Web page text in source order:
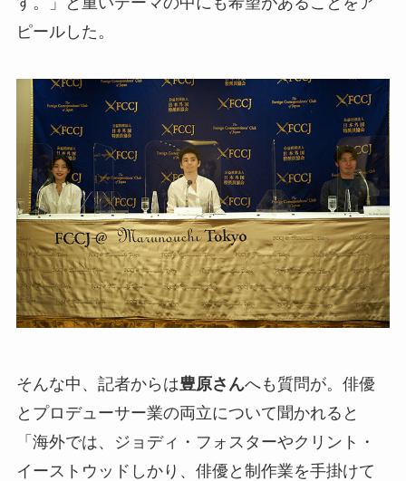
ピールした。
そんな中、記者からは豊原さんへも質問が。俳優
とプロデューサー業の両立について聞かれると
「海外では、ジョディ・フォスターやクリント・
イーストウッドしかり、俳優と制作業を手掛けて